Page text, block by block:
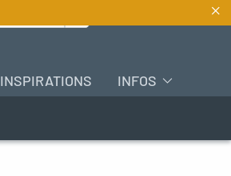
INSPIRATIONS INFOS
×